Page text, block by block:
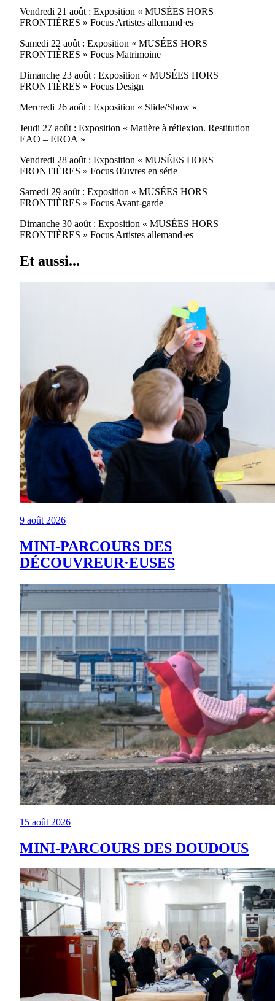
Vendredi 21 août : Exposition « MUSÉES HORS
FRONTIÈRES » Focus Artistes allemand·es
Samedi 22 août : Exposition « MUSÉES HORS
FRONTIÈRES » Focus Matrimoine
Dimanche 23 août : Exposition « MUSÉES HORS
FRONTIÈRES » Focus Design
Mercredi 26 août : Exposition « Slide/Show »
Jeudi 27 août : Exposition « Matière à réflexion. Restitution
EAO – EROA »
Vendredi 28 août : Exposition « MUSÉES HORS
FRONTIÈRES » Focus Œuvres en série
Samedi 29 août : Exposition « MUSÉES HORS
FRONTIÈRES » Focus Avant-garde
Dimanche 30 août : Exposition « MUSÉES HORS
FRONTIÈRES » Focus Artistes allemand·es
Et aussi...
9 août 2026
MINI-PARCOURS DES
DÉCOUVREUR·EUSES
15 août 2026
MINI-PARCOURS DES DOUDOUS